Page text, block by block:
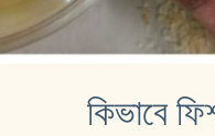
কিভাবে